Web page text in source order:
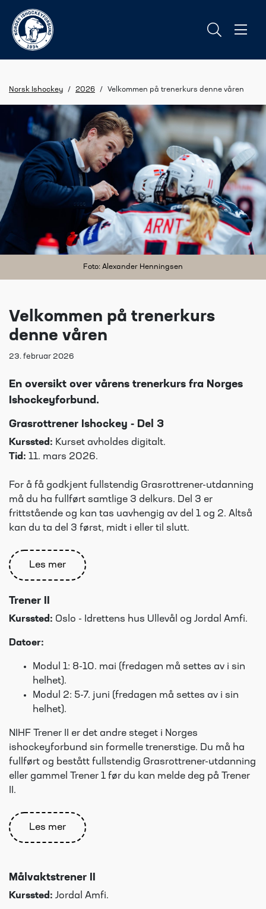
Norsk Ishockey / 2026 / Velkommen på trenerkurs denne våren
Foto: Alexander Henningsen
Velkommen på trenerkurs
denne våren
23. februar 2026
En oversikt over vårens trenerkurs fra Norges
Ishockeyforbund.
Grasrottrener Ishockey - Del 3
Kurssted: Kurset avholdes digitalt.
Tid: 11. mars 2026.
For å få godkjent fullstendig Grasrottrener-utdanning
må du ha fullført samtlige 3 delkurs. Del 3 er
frittstående og kan tas uavhengig av del 1 og 2. Altså
kan du ta del 3 først, midt i eller til slutt.
Les mer
Trener II
Kurssted: Oslo - Idrettens hus Ullevål og Jordal Amfi.
Datoer:
Modul 1: 8-10. mai (fredagen må settes av i sin
helhet).
Modul 2: 5-7. juni (fredagen må settes av i sin
helhet).
NIHF Trener II er det andre steget i Norges
ishockeyforbund sin formelle trenerstige. Du må ha
fullført og bestått fullstendig Grasrottrener-utdanning
eller gammel Trener 1 før du kan melde deg på Trener
II.
Les mer
Målvaktstrener II
Kurssted: Jordal Amfi.